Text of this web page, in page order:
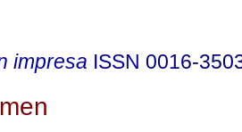
impresa ISSN 0016-